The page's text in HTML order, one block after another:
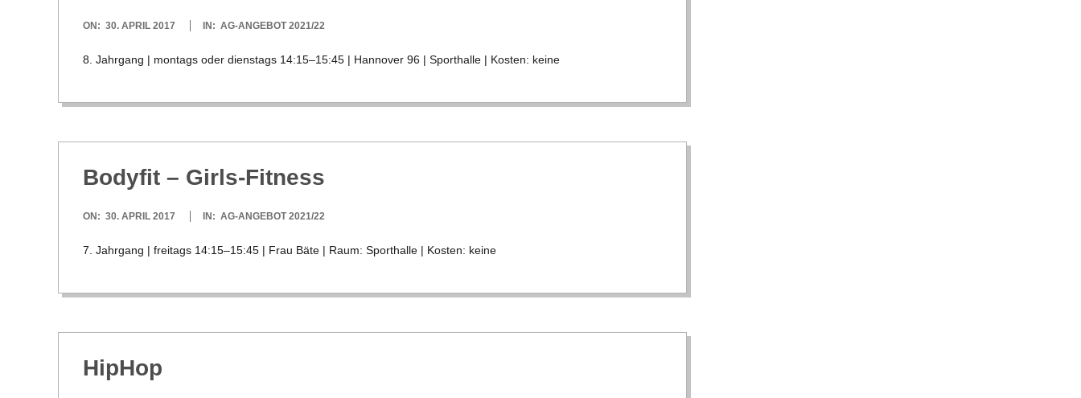
2017-
ON: 30. APRIL 2017 IN: AG-ANGEBOT 2021/22
8. Jahr­gang | mon­tags oder diens­tags 14:15–15:45 | Han­no­ver 96 | Sport­halle | Kos­ten: keine
Body­fit – Girls-Fitness
2017-
ON: 30. APRIL 2017 IN: AG-ANGEBOT 2021/22
7. Jahr­gang | frei­tags 14:15–15:45 | Frau Bäte | Raum: Sport­halle | Kos­ten: keine
Hip­Hop